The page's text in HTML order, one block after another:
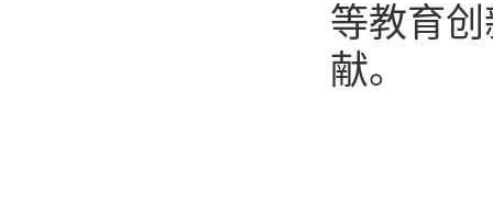
等教育
献。